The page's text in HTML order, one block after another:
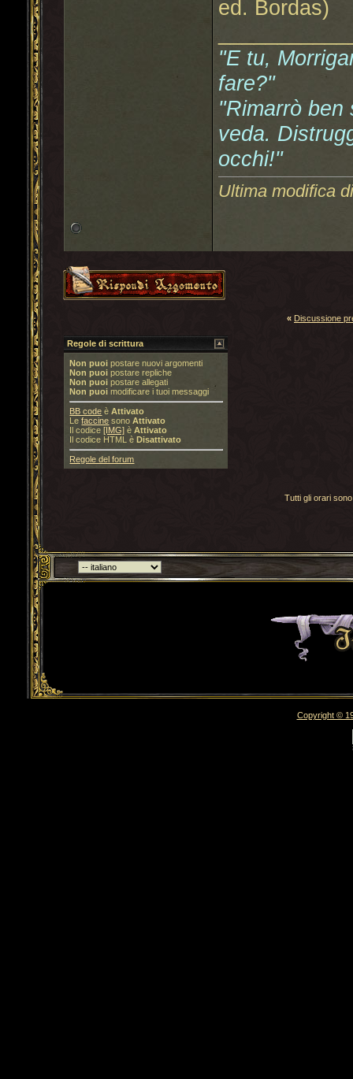
ed. Bordas)
"E tu,
fare?"
"Rimarrò ben
veda.
occhi!"
Ultima modifica
« Discussione
Regole di scrittura
Non puoi postare nuovi argomenti
Non puoi postare repliche
Non puoi postare allegati
Non puoi modificare i tuoi messaggi
BB code èAttivato
Lefaccine sonoAttivato
Il codice[IMG] èAttivato
Il codice HTML èDisattivato
Regole del forum
Tutti gli orari
Torna indietro
Copyright ©